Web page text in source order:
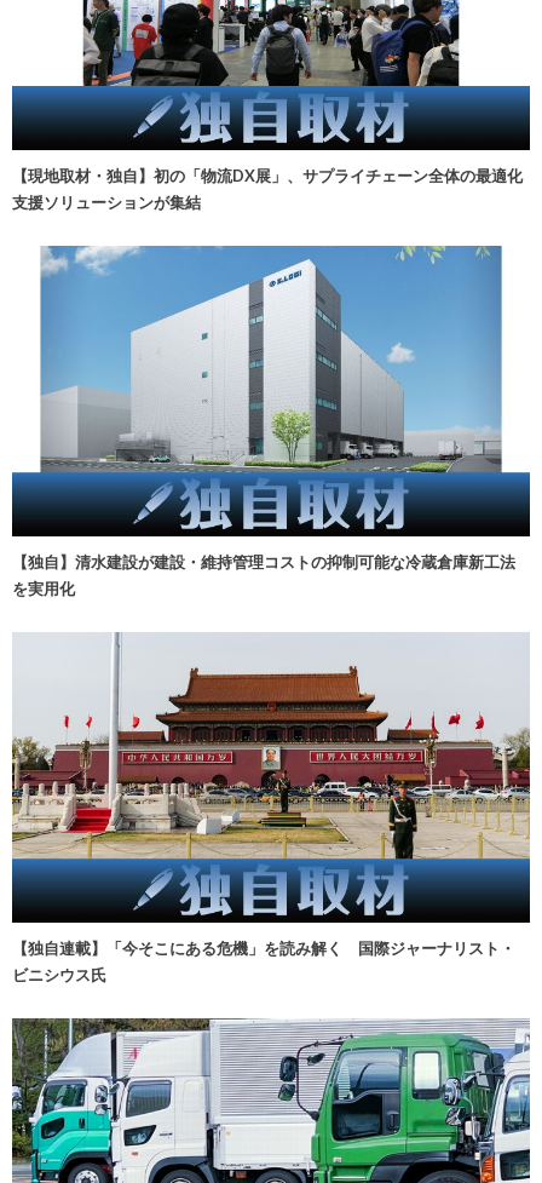
【現地取材・独自】初の「物流DX展」、サプライチェーン全体の最適化
支援ソリューションが集結
【独自】清水建設が建設・維持管理コストの抑制可能な冷蔵倉庫新工法
を実用化
【独自連載】「今そこにある危機」を読み解く 国際ジャーナリスト・
ビニシウス氏